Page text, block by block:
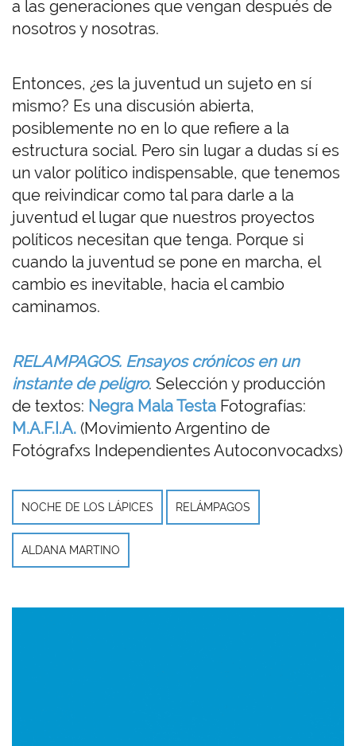
a las generaciones que vengan después de
nosotros y nosotras.
Entonces, ¿es la juventud un sujeto en sí
mismo? Es una discusión abierta,
posiblemente no en lo que refiere a la
estructura social. Pero sin lugar a dudas sí es
un valor político indispensable, que tenemos
que reivindicar como tal para darle a la
juventud el lugar que nuestros proyectos
políticos necesitan que tenga. Porque si
cuando la juventud se pone en marcha, el
cambio es inevitable, hacia el cambio
caminamos.
RELAMPAGOS. Ensayos crónicos en un
instante de peligro. Selección y producción
de textos: Negra Mala Testa Fotografías:
M.A.F.I.A. (Movimiento Argentino de
Fotógrafxs Independientes Autoconvocadxs)
NOCHE DE LOS LÁPICES RELÁMPAGOS
ALDANA MARTINO